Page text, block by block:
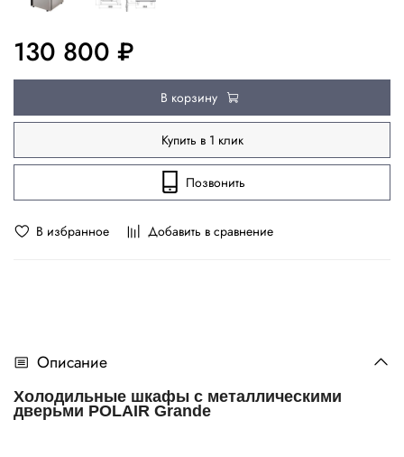
В избранное Добавить в сравнение
130 800 ₽
В корзину
Купить в 1 клик
Позвонить
Описание
Холодильные шкафы с металлическими
дверьми POLAIR Grande